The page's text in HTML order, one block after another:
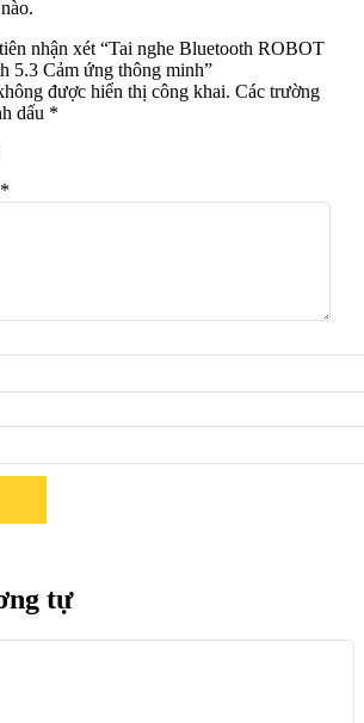
nhận xét “Tai nghe Bluetooth ROBOT
5.3 Cảm ứng thông minh”
được hiển thị công khai. Các trường
dấu *
*
tự